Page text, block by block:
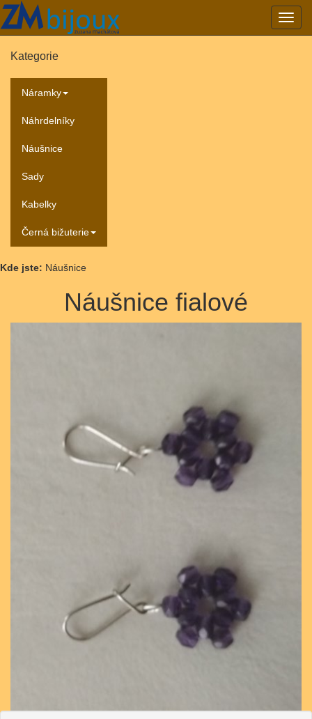
Kategorie
Náramky
Náhrdelníky
Náušnice
Sady
Kabelky
Černá bižuterie
Kde jste: Náušnice
Náušnice fialové